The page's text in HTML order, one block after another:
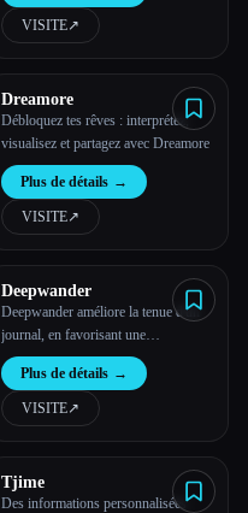
VISITE↗︎
Dreamore
Débloquez tes rêves : interprétez,
visualisez et partagez avec Dreamore
Plus de détails →
VISITE↗︎
Deepwander
Deepwander améliore la tenue d'un
journal, en favorisant une
introspection et une exploration de
soi plus approfondies.
Plus de détails →
VISITE↗︎
Tjime
Des informations personnalisées